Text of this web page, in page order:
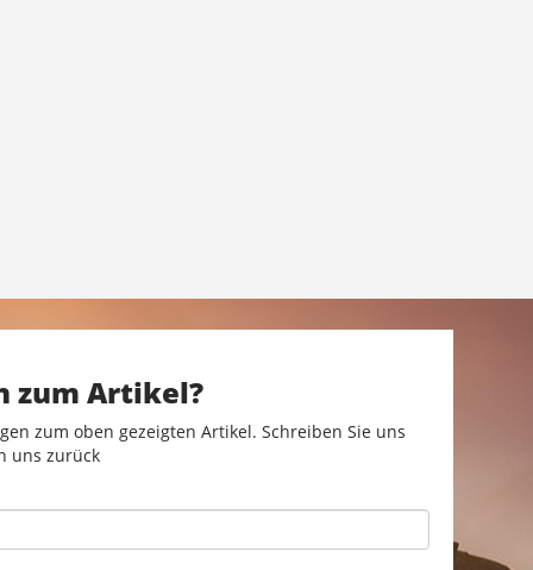
zum Artikel?
zum oben gezeigten Artikel. Schreiben Sie uns
uns zurück